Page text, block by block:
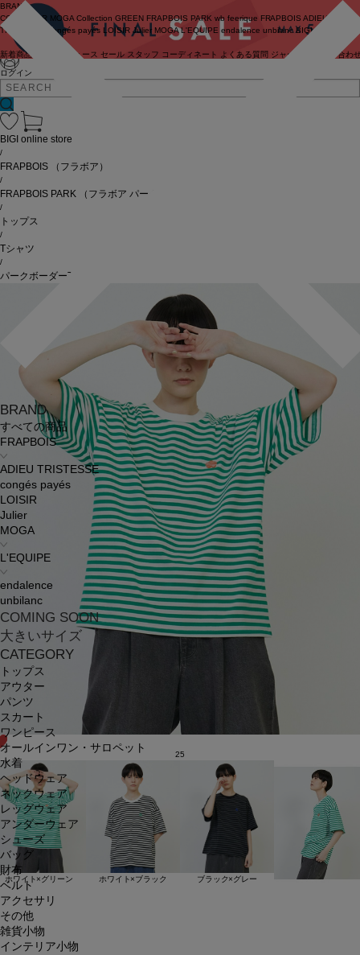
ログイン
BRAND
COUTURIER MOGA Collection GREEN FRAPBOIS PARK wb feerique FRAPBOIS ADIEU
TRISTESSE
congés payés LOISIR Julier MOGA L'EQUIPE endalence unbilanc BIGI online store
新着商品 ニュース セール スタッフ コーディネート よくある質問 ジャーナル お問い合わ
BRAND
すべての商品
FRAPBOIS
ADIEU TRISTESSE
congés payés
LOISIR
Julier
MOGA
L'EQUIPE
endalence
unbilanc
COMING SOON
大きいサイズ
CATEGORY
トップス
アウター
パンツ
スカート
ワンピース
オールインワン・サロペット
水着
ヘッドウェア
ネックウェア
レッグウェア
アンダーウェア
シューズ
バッグ
財布
ベルト
アクセサリ
その他
雑貨小物
インテリア小物
BIGI online store
/
FRAPBOIS （フラボア）
/
FRAPBOIS PARK （フラボア パーク）
/
トップス
/
Tシャツ
/
パークボーダーT
25
ホワイト×グリーン ホワイト×ブラック ブラック×グレー